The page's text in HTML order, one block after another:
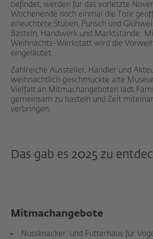
befindet, werden für das vorletzte
Wochenende noch einmal die Tore
erleuchtete Stuben, Punsch und
Basteln, Handwerk und Marktstände:
Weihnachts-Werkstatt wird die
eingeläutet.
Zahlreiche Aussteller, Händler und
weihnachtlich geschmückte alte
Vielfalt an Mitmachangeboten lädt
gemeinsam zu basteln und Zeit
verbringen.
Das gab es 2025 zu
Mitmachangebote
Nussknacker und Futterhaus für